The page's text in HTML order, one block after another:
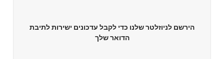
הירשם לניוזלטר שלנו כדי לקבל עדכונים ישירות לתיבת
הדואר שלך